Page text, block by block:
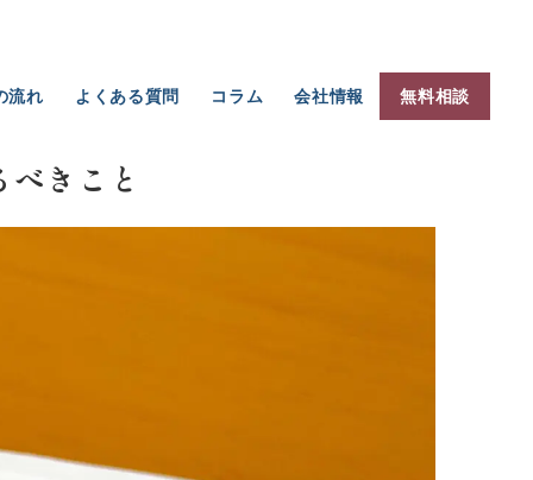
流れ よくある質問 コラム 会社情報 無料相談
きこと